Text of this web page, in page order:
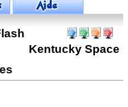
Kentucky Space